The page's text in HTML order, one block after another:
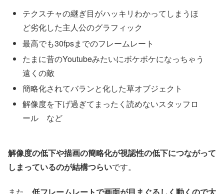
テクスチャの継ぎ目がハッキリわかってしまうほ
ど劣化した主人公のグラフィック
最高でも30fpsまでのフレームレート
たまに昔のYoutubeみたいにボケボケになっちゃう
遠くの敵
簡略化されてバランと化した草オブジェクト
解像度を下げ過ぎてまったく読めないスタッフロ
ール など
解像度の低下や描画の簡略化が視認性の低下につながって
しまっているのが結構つらいです。